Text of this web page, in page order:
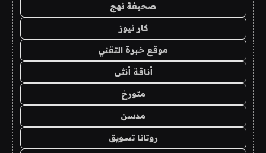
صحيفة نهج
كار نيوز
موقع خبرة التقني
أناقة أنثى
متورخ
مدسن
روتانا تسويق